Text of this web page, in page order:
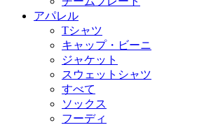
アパレル
Tシャツ
キャップ・ビーニ
ジャケット
スウェットシャツ
すべて
ソックス
フーディ